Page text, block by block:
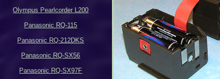
Olympus Pearlcorder L200
Panasonic RQ-115
Panasonic RQ-212DKS
Panasonic RQ-SX56
Panasonic RQ-SX97F